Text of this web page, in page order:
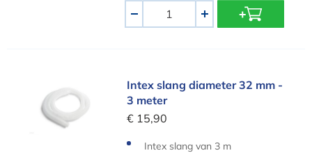
- +
Intex slang diameter 32 mm - 3 meter
Intex slang diameter 32 mm -
3 meter
€ 15,90
Intex slang van 3 m